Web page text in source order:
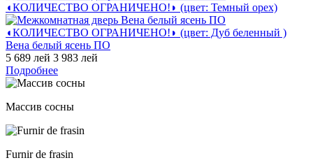
Вена белый ясень ПО
5 689 лей 3 983 лей
Подробнее
Массив сосны
Furnir de frasin